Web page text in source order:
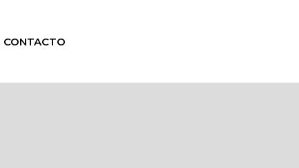
CONTACTO